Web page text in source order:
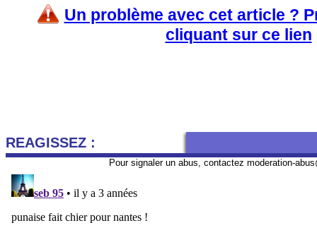
Un problème avec cet article ?
cliquant sur ce lien
REAGISSEZ :
Pour signaler un abus, contactez moderation-